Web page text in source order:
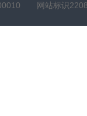
网站标识